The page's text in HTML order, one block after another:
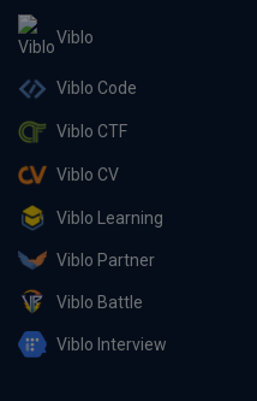
Viblo
Viblo Code
Viblo CTF
Viblo CV
Viblo Learning
Viblo Partner
Viblo Battle
Viblo Interview